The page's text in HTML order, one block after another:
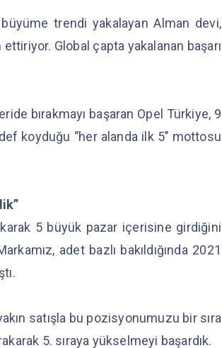
trendi yakalayan Alman devi,
Global çapta yakalanan başarı
bırakmayı başaran Opel Türkiye, 9
koyduğu ‘’her alanda ilk 5’’ mottosu
5 büyük pazar içerisine girdiğini
adet bazlı bakıldığında 2021
satışla bu pozisyonumuzu bir sıra
5. sıraya yükselmeyi başardık.